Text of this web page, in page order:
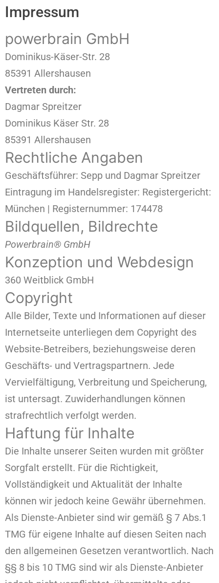
Impressum
powerbrain GmbH
Dominikus-Käser-Str. 28
85391 Allershausen
Vertreten durch:
Dagmar Spreitzer
Dominikus Käser Str. 28
85391 Allershausen
Rechtliche Angaben
Geschäftsführer: Sepp und Dagmar Spreitzer
Eintragung im Handelsregister: Registergericht:
München | Registernummer: 174478
Bildquellen, Bildrechte
Powerbrain® GmbH
Konzeption und Webdesign
360 Weitblick GmbH
Copyright
Alle Bilder, Texte und Informationen auf dieser
Internetseite unterliegen dem Copyright des
Website-Betreibers, beziehungsweise deren
Geschäfts- und Vertragspartnern. Jede
Vervielfältigung, Verbreitung und Speicherung,
ist untersagt. Zuwiderhandlungen können
strafrechtlich verfolgt werden.
Haftung für Inhalte
Die Inhalte unserer Seiten wurden mit größter
Sorgfalt erstellt. Für die Richtigkeit,
Vollständigkeit und Aktualität der Inhalte
können wir jedoch keine Gewähr übernehmen.
Als Dienste-Anbieter sind wir gemäß § 7 Abs.1
TMG für eigene Inhalte auf diesen Seiten nach
den allgemeinen Gesetzen verantwortlich. Nach
§§ 8 bis 10 TMG sind wir als Dienste-Anbieter